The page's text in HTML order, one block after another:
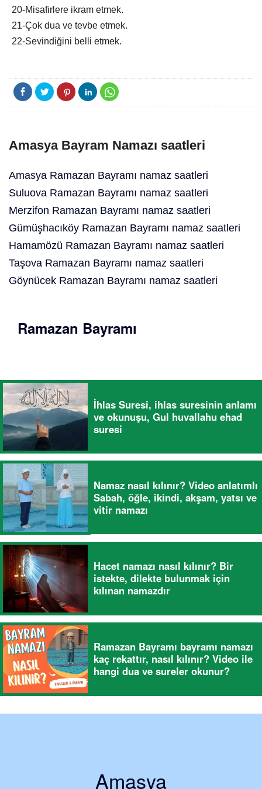
20-Misafirlere ikram etmek.
21-Çok dua ve tevbe etmek.
22-Sevindiğini belli etmek.
Amasya Bayram Namazı saatleri
Amasya Ramazan Bayramı namaz saatleri
Suluova Ramazan Bayramı namaz saatleri
Merzifon Ramazan Bayramı namaz saatleri
Gümüşhacıköy Ramazan Bayramı namaz saatleri
Hamamözü Ramazan Bayramı namaz saatleri
Taşova Ramazan Bayramı namaz saatleri
Göynücek Ramazan Bayramı namaz saatleri
Ramazan Bayramı
İhlas Suresi, ihlas suresinin anlamı
ve okunuşu, Gul huvallahu ehad
suresi
Namaz nasıl kılınır? Video anlatımlı
Sabah, öğle, ikindi, akşam, yatsı ve
vitir namazı
Hacet namazı nasıl kılınır? Bir
istekte, dilekte bulunmak için
kılınan namazdır
Ramazan Bayramı bayramı namazı
kaç rekattır, nasıl kılınır? Video ile
hangi dua ve sureler okunur?
Amasya